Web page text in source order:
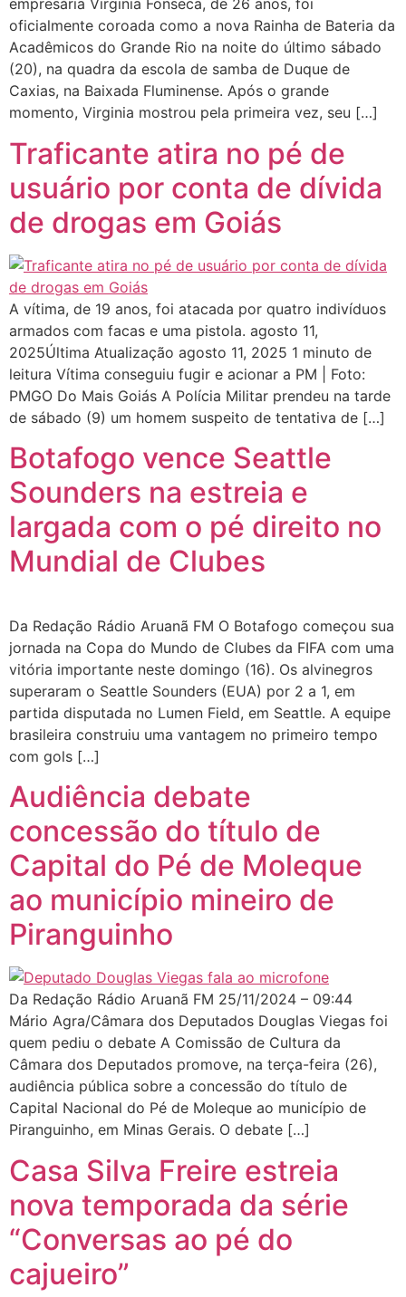
empresária Virginia Fonseca, de 26 anos, foi
oficialmente coroada como a nova Rainha de Bateria da
Acadêmicos do Grande Rio na noite do último sábado
(20), na quadra da escola de samba de Duque de
Caxias, na Baixada Fluminense. Após o grande
momento, Virginia mostrou pela primeira vez, seu […]
Traficante atira no pé de
usuário por conta de dívida
de drogas em Goiás
A vítima, de 19 anos, foi atacada por quatro indivíduos
armados com facas e uma pistola. agosto 11,
2025Última Atualização agosto 11, 2025 1 minuto de
leitura Vítima conseguiu fugir e acionar a PM | Foto:
PMGO Do Mais Goiás A Polícia Militar prendeu na tarde
de sábado (9) um homem suspeito de tentativa de […]
Botafogo vence Seattle
Sounders na estreia e
largada com o pé direito no
Mundial de Clubes
Da Redação Rádio Aruanã FM O Botafogo começou sua
jornada na Copa do Mundo de Clubes da FIFA com uma
vitória importante neste domingo (16). Os alvinegros
superaram o Seattle Sounders (EUA) por 2 a 1, em
partida disputada no Lumen Field, em Seattle. A equipe
brasileira construiu uma vantagem no primeiro tempo
com gols […]
Audiência debate
concessão do título de
Capital do Pé de Moleque
ao município mineiro de
Piranguinho
Da Redação Rádio Aruanã FM 25/11/2024 – 09:44
Mário Agra/Câmara dos Deputados Douglas Viegas foi
quem pediu o debate A Comissão de Cultura da
Câmara dos Deputados promove, na terça-feira (26),
audiência pública sobre a concessão do título de
Capital Nacional do Pé de Moleque ao município de
Piranguinho, em Minas Gerais. O debate […]
Casa Silva Freire estreia
nova temporada da série
“Conversas ao pé do
cajueiro”